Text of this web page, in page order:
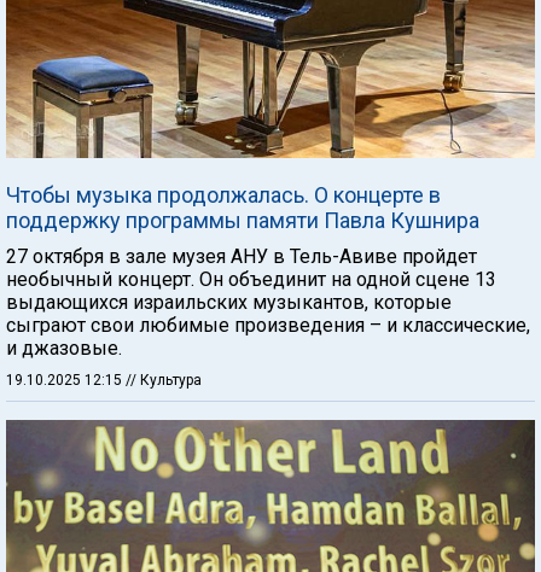
Чтобы музыка продолжалась. О концерте в
поддержку программы памяти Павла Кушнира
27 октября в зале музея АНУ в Тель-Авиве пройдет
необычный концерт. Он объединит на одной сцене 13
выдающихся израильских музыкантов, которые
сыграют свои любимые произведения – и классические,
и джазовые.
19.10.2025 12:15 // Культура